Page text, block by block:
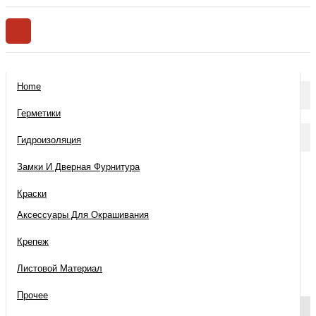
Home
Герметики
Гидроизоляция
Замки И Дверная Фурнитура
Краски
Аксессуары Для Окрашивания
Крепеж
Листовой Материал
Прочее
ИНФОРМАЦИЯ
Акции
Нет товаров по акции.